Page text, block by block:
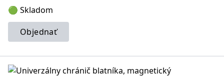
🟢 Skladom
Objednať